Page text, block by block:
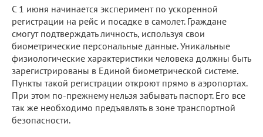
С 1 июня начинается эксперимент по ускоренной
регистрации на рейс и посадке в самолет. Граждане
смогут подтверждать личность, используя свои
биометрические персональные данные. Уникальные
физиологические характеристики человека должны быть
зарегистрированы в Единой биометрической системе.
Пункты такой регистрации откроют прямо в аэропортах.
При этом по-прежнему нельзя забывать паспорт. Его все
так же необходимо предъявлять в зоне транспортной
безопасности.